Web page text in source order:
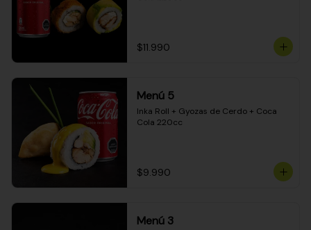
$11.990
Menú 5
Inka Roll + Gyozas de Cerdo + Coca
Cola 220cc
$9.990
Menú 3